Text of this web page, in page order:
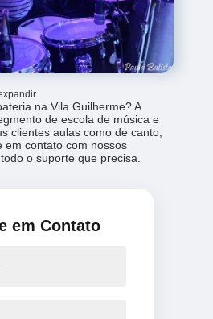
na Vila Guilherme? A
de escola de música e
clientes aulas como de canto,
em contato com nossos
o suporte que precisa.
em Contato